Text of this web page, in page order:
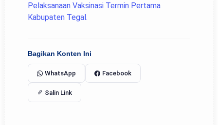
Pelaksanaan Vaksinasi Termin Pertama
Kabupaten Tegal.
Bagikan Konten Ini
WhatsApp Facebook
Salin Link